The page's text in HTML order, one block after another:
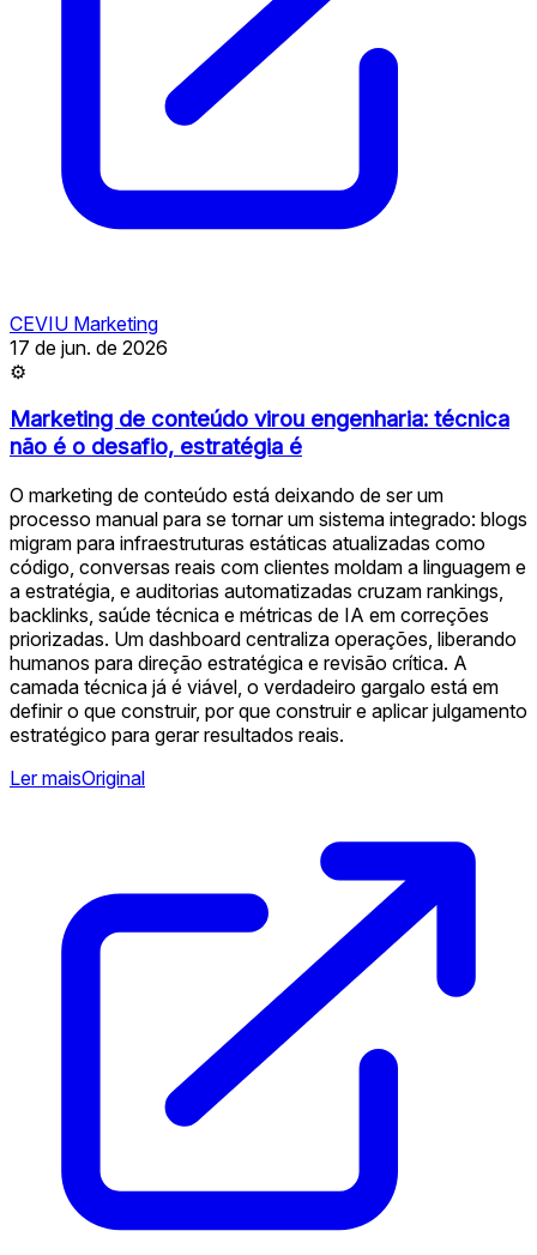
CEVIU Marketing
17 de jun. de 2026
⚙
Marketing de conteúdo virou engenharia: técnica
não é o desafio, estratégia é
O marketing de conteúdo está deixando de ser um
processo manual para se tornar um sistema integrado: blogs
migram para infraestruturas estáticas atualizadas como
código, conversas reais com clientes moldam a linguagem e
a estratégia, e auditorias automatizadas cruzam rankings,
backlinks, saúde técnica e métricas de IA em correções
priorizadas. Um dashboard centraliza operações, liberando
humanos para direção estratégica e revisão crítica. A
camada técnica já é viável, o verdadeiro gargalo está em
definir o que construir, por que construir e aplicar julgamento
estratégico para gerar resultados reais.
Ler maisOriginal